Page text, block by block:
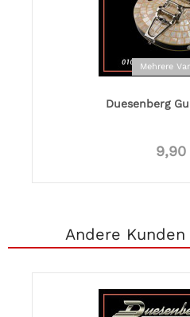
Mehrere
Duesenberg
Andere